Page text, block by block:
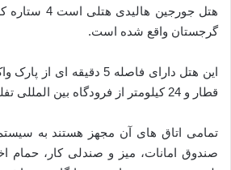
هتل جورجین
گرجستان واقع شده است.
قطار و 24 کیلومتر از فرودگاه بین المللی تفلیس می باشد.
تمامی اتاق های آن مجهز هستند به سیستم
صندوق امانات، میز و صندلی کار،